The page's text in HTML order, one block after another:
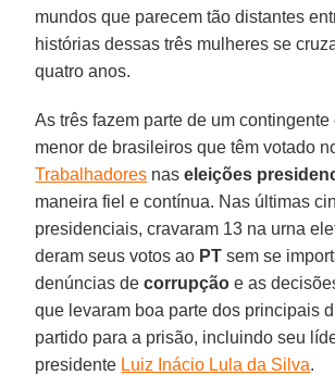
mundos que parecem tão distantes
histórias dessas três mulheres se
quatro anos.
As três fazem parte de um contingente
menor de brasileiros que têm votado
Trabalhadores naseleições
maneira fiel e contínua. Nas últimas
presidenciais, cravaram 13 na urna
deram seus votos ao PT sem se
denúncias decorrupção e as
que levaram boa parte dos principais
partido para a prisão, incluindo seu
presidente Luiz Inácio Lula da Silva.